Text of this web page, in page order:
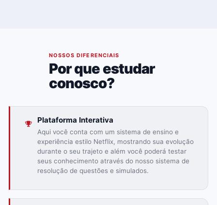
NOSSOS DIFERENCIAIS
Por que estudar
conosco?
Plataforma Interativa
Aqui você conta com um sistema de ensino e
experiência estilo Netflix, mostrando sua evolução
durante o seu trajeto e além você poderá testar
seus conhecimento através do nosso sistema de
resolução de questões e simulados.